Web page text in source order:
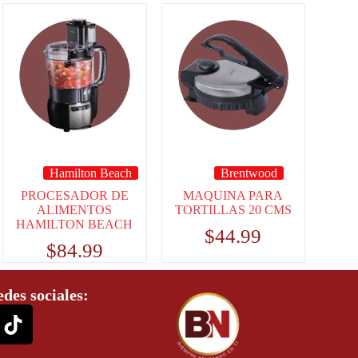
Hamilton Beach
PROCESADOR DE
ALIMENTOS
HAMILTON BEACH
$84.99
Brentwood
MAQUINA PARA
TORTILLAS 20 CMS
$44.99
sociales: